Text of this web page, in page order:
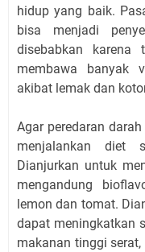
hidup yang baik.
bisa menjadi
disebabkan karena
membawa banyak
akibat lemak dan
Agar peredaran
menjalankan diet
Dianjurkan untuk
mengandung
lemon dan tomat.
dapat meningkatkan
makanan tinggi